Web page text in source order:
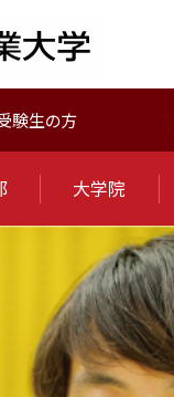
験生の方
大学院